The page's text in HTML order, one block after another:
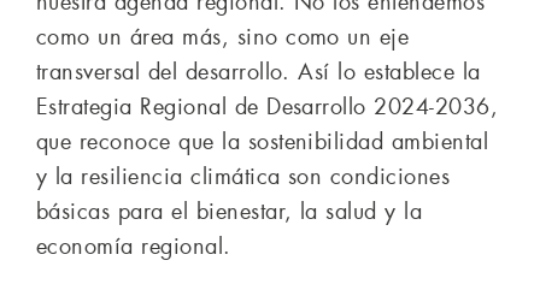
como un área más, sino como un eje
transversal del desarrollo. Así lo establece la
Estrategia Regional de Desarrollo 2024-2036,
que reconoce que la sostenibilidad ambiental
y la resiliencia climática son condiciones
básicas para el bienestar, la salud y la
economía regional.